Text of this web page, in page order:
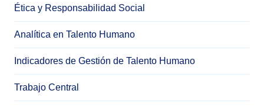
Ética y Responsabilidad Social
Analítica en Talento Humano
Indicadores de Gestión de Talento Humano
Trabajo Central